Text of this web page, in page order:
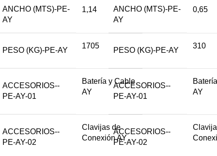
ANCHO (MTS)-PE-
AY
1,14
PESO (KG)-PE-AY
1705
ACCESORIOS--
PE-AY-01
Batería y Cable
AY
ACCESORIOS--
PE-AY-02
Clavijas de
Conexión AY
ANCHO (MTS)-PE-
AY
0,65
PESO (KG)-PE-AY
310
ACCESORIOS--
PE-AY-01
AY
ACCESORIOS--
PE-AY-02